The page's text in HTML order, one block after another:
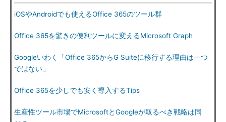
iOSやAndroidでも使えるOffice 365のツール群
Office 365を驚きの便利ツールに変えるMicrosoft Graph
Googleいわく「Office 365からG Suiteに移行する理由は一つ
ではない」
Office 365を少しでも安く導入するTips
生産性ツール市場でMicrosoftとGoogleが取るべき戦略は同